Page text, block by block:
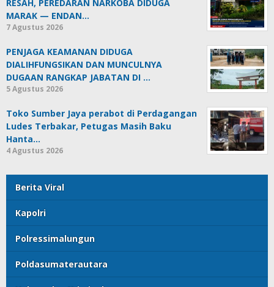
RESAH, PEREDARAN NARKOBA DIDUGA
MARAK — ENDAN…
7 Agustus 2026
PENJAGA KEAMANAN DIDUGA
DIALIHFUNGSIKAN DAN MUNCULNYA
DUGAAN RANGKAP JABATAN DI …
5 Agustus 2026
Toko Sumber Jaya perabot di Perdagangan
Ludes Terbakar, Petugas Masih Baku
Hanta…
4 Agustus 2026
Berita Viral
Kapolri
Polressimalungun
Poldasumaterautara